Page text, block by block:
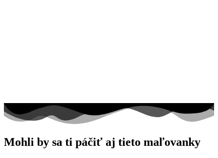
Mohli by sa ti páčiť aj tieto maľovanky